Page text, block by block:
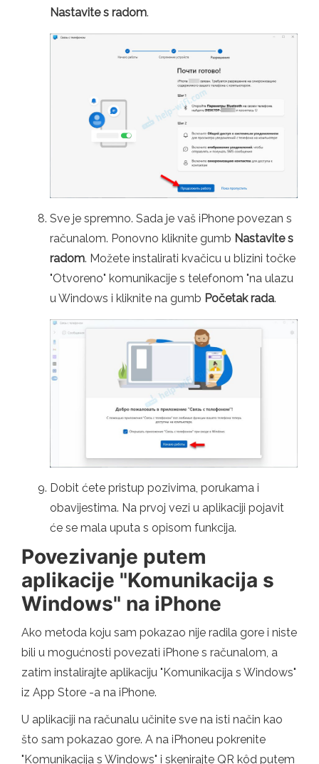
Nastavite s radom.
Sve je spremno. Sada je vaš iPhone povezan s
računalom. Ponovno kliknite gumb Nastavite s
radom. Možete instalirati kvačicu u blizini točke
"Otvoreno" komunikacije s telefonom "na ulazu
u Windows i kliknite na gumb Početak rada.
Dobit ćete pristup pozivima, porukama i
obavijestima. Na prvoj vezi u aplikaciji pojavit
će se mala uputa s opisom funkcija.
Povezivanje putem
aplikacije "Komunikacija s
Windows" na iPhone
Ako metoda koju sam pokazao nije radila gore i niste
bili u mogućnosti povezati iPhone s računalom, a
zatim instalirajte aplikaciju "Komunikacija s Windows"
iz App Store -a na iPhone.
U aplikaciji na računalu učinite sve na isti način kao
što sam pokazao gore. A na iPhoneu pokrenite
"Komunikacija s Windows" i skenirajte QR kôd putem